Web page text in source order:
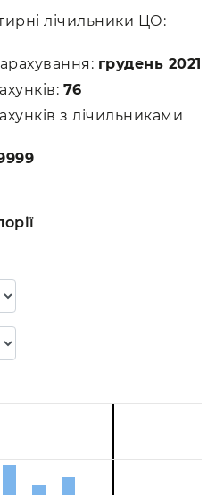
лічильники ЦО:
грудень 2021
76
з лічильниками